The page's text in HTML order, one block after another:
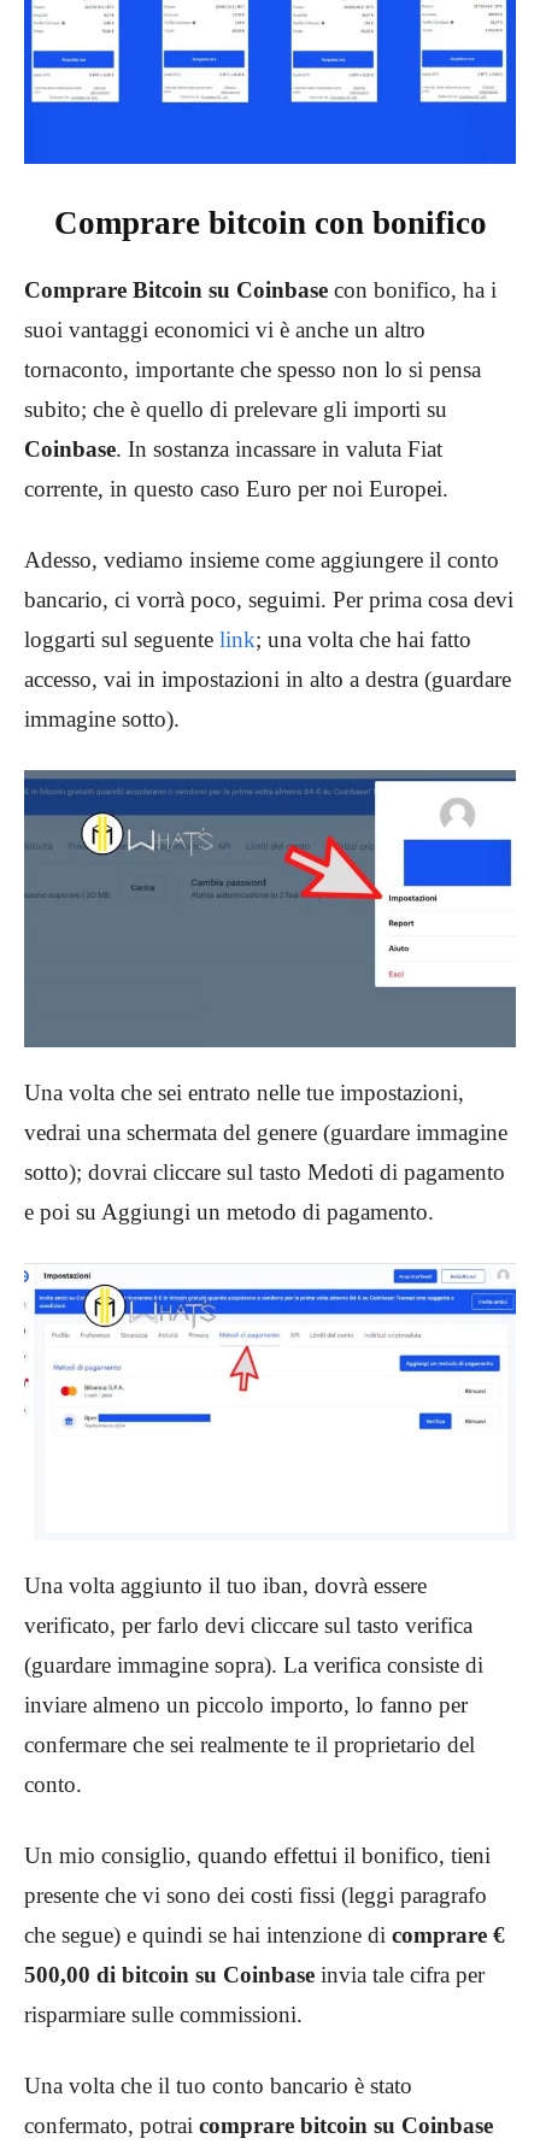
Comprare bitcoin con bonifico
Comprare Bitcoin su Coinbase con bonifico, ha i
suoi vantaggi economici vi è anche un altro
tornaconto, importante che spesso non lo si pensa
subito; che è quello di prelevare gli importi su
Coinbase. In sostanza incassare in valuta Fiat
corrente, in questo caso Euro per noi Europei.
Adesso, vediamo insieme come aggiungere il conto
bancario, ci vorrà poco, seguimi. Per prima cosa devi
loggarti sul seguente link; una volta che hai fatto
accesso, vai in impostazioni in alto a destra (guardare
immagine sotto).
Una volta che sei entrato nelle tue impostazioni,
vedrai una schermata del genere (guardare immagine
sotto); dovrai cliccare sul tasto Medoti di pagamento
e poi su Aggiungi un metodo di pagamento.
Una volta aggiunto il tuo iban, dovrà essere
verificato, per farlo devi cliccare sul tasto verifica
(guardare immagine sopra). La verifica consiste di
inviare almeno un piccolo importo, lo fanno per
confermare che sei realmente te il proprietario del
conto.
Un mio consiglio, quando effettui il bonifico, tieni
presente che vi sono dei costi fissi (leggi paragrafo
che segue) e quindi se hai intenzione di comprare €
500,00 di bitcoin su Coinbase invia tale cifra per
risparmiare sulle commissioni.
Una volta che il tuo conto bancario è stato
confermato, potrai comprare bitcoin su Coinbase